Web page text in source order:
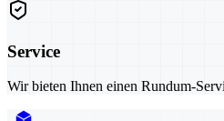
Service
Wir bieten Ihnen einen Rundum-